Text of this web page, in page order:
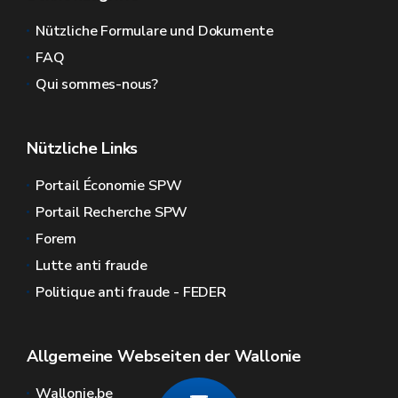
Nützliche Formulare und Dokumente
FAQ
Qui sommes-nous?
Nützliche Links
Portail Économie SPW
Portail Recherche SPW
Forem
Lutte anti fraude
Politique anti fraude - FEDER
Allgemeine Webseiten der Wallonie
Wallonie.be